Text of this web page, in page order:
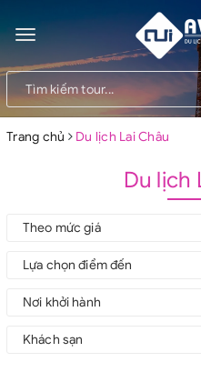
Toggle
navigation
Trang chủ Du lịch Lai Châu
Du lịch
Theo mức giá
Lựa chọn điểm đến
Nơi khởi hành
Khách sạn